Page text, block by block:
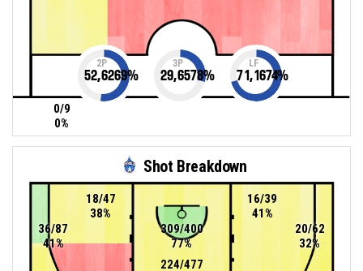
0/9
0%
2P
52,6269%
3P
29,6578%
LF
71,1674%
Shot Breakdown
309/400
77%
224/477
36/87
41%
20/62
32%
18/47
38%
16/39
41%